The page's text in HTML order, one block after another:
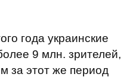
года украинские
9 млн. зрителей,
за этот же период